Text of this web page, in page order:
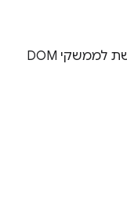
כדי לגשת לממשקי DOM